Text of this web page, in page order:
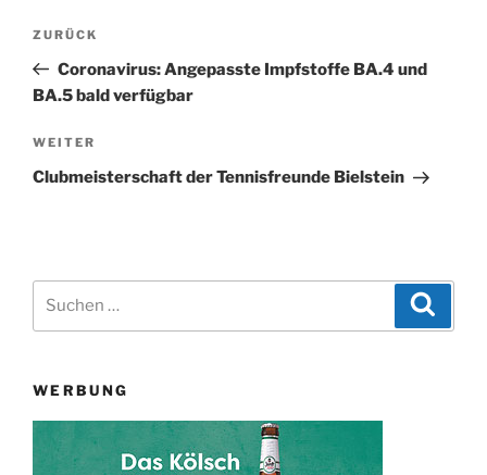
Beitragsnavigation
Vorheriger
Beitrag
ZURÜCK
Coronavirus: Angepasste Impfstoffe BA.4 und
BA.5 bald verfügbar
Nächster
Beitrag
WEITER
Clubmeisterschaft der Tennisfreunde Bielstein
WERBUNG